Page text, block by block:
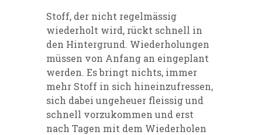
Stoff, der nicht regelmässig
wiederholt wird, rückt schnell in
den Hintergrund. Wiederholungen
müssen von Anfang an eingeplant
werden. Es bringt nichts, immer
mehr Stoff in sich hineinzufressen,
sich dabei ungeheuer fleissig und
schnell vorzukommen und erst
nach Tagen mit dem Wiederholen